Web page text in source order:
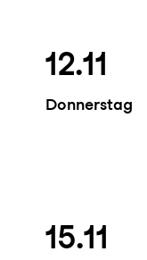
12.11
Donnerstag
15.11